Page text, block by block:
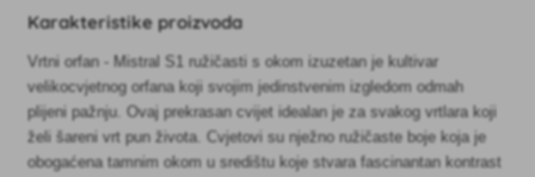
Karakteristike proizvoda
Vrtni orfan - Mistral S1 ružičasti s okom izuzetan je kultivar
velikocvjetnog orfana koji svojim jedinstvenim izgledom odmah
plijeni pažnju. Ovaj prekrasan cvijet idealan je za svakog vrtlara koji
želi šareni vrt pun života. Cvjetovi su nježno ružičaste boje koja je
obogaćena tamnim okom u središtu koje stvara fascinantan kontrast